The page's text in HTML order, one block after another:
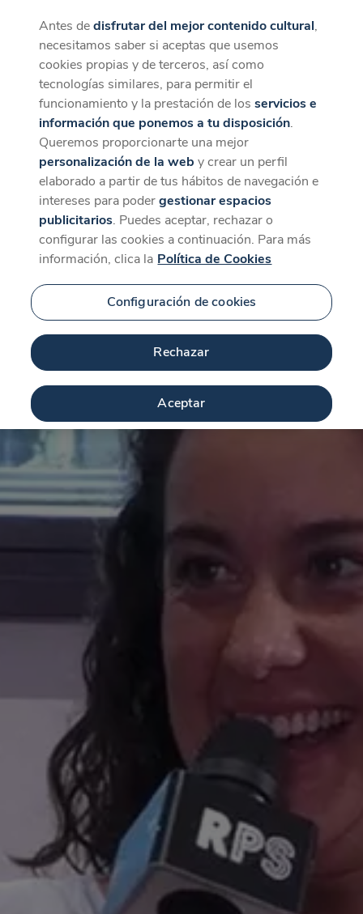
CaixaForum+
La mejor experiencia desde la App
Descargar
Antes dedisfrutar del mejor contenido cultural,
necesitamos saber si aceptas que usemos
cookies propias y de terceros, así como
tecnologías similares, para permitir el
funcionamiento y la prestación de losservicios e
información que ponemos a tu disposición.
Queremos proporcionarte una mejor
personalización de la web y crear un perfil
elaborado a partir de tus hábitos de navegación e
intereses para podergestionar espacios
publicitarios. Puedes aceptar, rechazar o
configurar las cookies a continuación. Para más
información, clica la Política de Cookies
Configuración de cookies
Rechazar
Aceptar